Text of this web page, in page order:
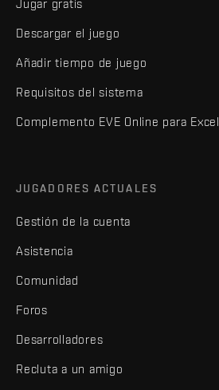
Jugar gratis
Descargar el juego
Añadir tiempo de juego
Requisitos del sistema
Complemento EVE Online para Excel
JUGADORES ACTUALES
Gestión de la cuenta
Asistencia
Comunidad
Foros
Desarrolladores
Recluta a un amigo